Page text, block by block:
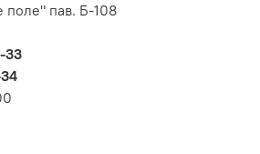
поле" пав. Б-108
33